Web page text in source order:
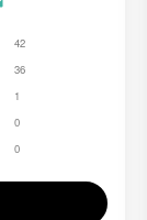
42
36
1
0
0